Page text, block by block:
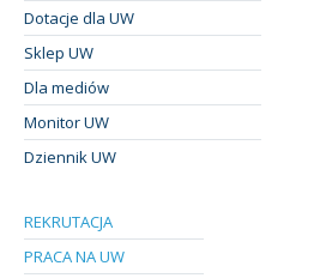
Dotacje dla UW
Sklep UW
Dla mediów
Monitor UW
Dziennik UW
REKRUTACJA
PRACA NA UW